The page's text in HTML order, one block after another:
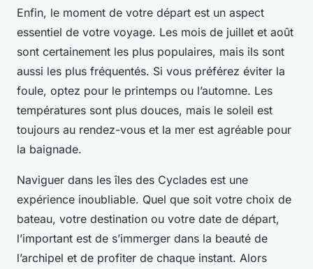
Enfin, le moment de votre départ est un aspect
essentiel de votre voyage. Les mois de juillet et août
sont certainement les plus populaires, mais ils sont
aussi les plus fréquentés. Si vous préférez éviter la
foule, optez pour le printemps ou l’automne. Les
températures sont plus douces, mais le soleil est
toujours au rendez-vous et la mer est agréable pour
la baignade.
Naviguer dans les îles des Cyclades est une
expérience inoubliable. Quel que soit votre choix de
bateau, votre destination ou votre date de départ,
l’important est de s’immerger dans la beauté de
l’archipel et de profiter de chaque instant. Alors